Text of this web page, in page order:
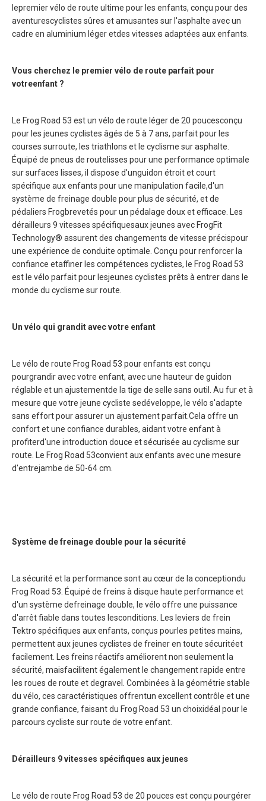
lepremier vélo de route ultime pour les enfants, conçu pour des
aventurescyclistes sûres et amusantes sur l'asphalte avec un
cadre en aluminium léger etdes vitesses adaptées aux enfants.
Vous cherchez le premier vélo de route parfait pour
votreenfant ?
Le Frog Road 53 est un vélo de route léger de 20 poucesconçu
pour les jeunes cyclistes âgés de 5 à 7 ans, parfait pour les
courses surroute, les triathlons et le cyclisme sur asphalte.
Équipé de pneus de routelisses pour une performance optimale
sur surfaces lisses, il dispose d'unguidon étroit et court
spécifique aux enfants pour une manipulation facile,d'un
système de freinage double pour plus de sécurité, et de
pédaliers Frogbrevetés pour un pédalage doux et efficace. Les
dérailleurs 9 vitesses spécifiquesaux jeunes avec FrogFit
Technology® assurent des changements de vitesse précispour
une expérience de conduite optimale. Conçu pour renforcer la
confiance etaffiner les compétences cyclistes, le Frog Road 53
est le vélo parfait pour lesjeunes cyclistes prêts à entrer dans le
monde du cyclisme sur route.
Un vélo qui grandit avec votre enfant
Le vélo de route Frog Road 53 pour enfants est conçu
pourgrandir avec votre enfant, avec une hauteur de guidon
réglable et un ajustementde la tige de selle sans outil. Au fur et à
mesure que votre jeune cycliste sedéveloppe, le vélo s'adapte
sans effort pour assurer un ajustement parfait.Cela offre un
confort et une confiance durables, aidant votre enfant à
profiterd'une introduction douce et sécurisée au cyclisme sur
route. Le Frog Road 53convient aux enfants avec une mesure
d'entrejambe de 50-64 cm.
Système de freinage double pour la sécurité
La sécurité et la performance sont au cœur de la conceptiondu
Frog Road 53. Équipé de freins à disque haute performance et
d'un système defreinage double, le vélo offre une puissance
d'arrêt fiable dans toutes lesconditions. Les leviers de frein
Tektro spécifiques aux enfants, conçus pourles petites mains,
permettent aux jeunes cyclistes de freiner en toute sécuritéet
facilement. Les freins réactifs améliorent non seulement la
sécurité, maisfacilitent également le changement rapide entre
les roues de route et degravel. Combinées à la géométrie stable
du vélo, ces caractéristiques offrentun excellent contrôle et une
grande confiance, faisant du Frog Road 53 un choixidéal pour le
parcours cycliste sur route de votre enfant.
Dérailleurs 9 vitesses spécifiques aux jeunes
Le vélo de route Frog Road 53 de 20 pouces est conçu pourgérer